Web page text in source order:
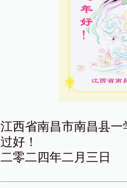
江西省南昌市南昌县
过好！
二零二四年二月三日